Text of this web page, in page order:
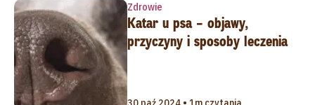
Zdrowie
Katar u psa – objawy,
przyczyny i sposoby leczenia